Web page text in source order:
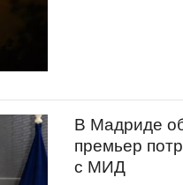
В Мадриде
премьер
с МИД